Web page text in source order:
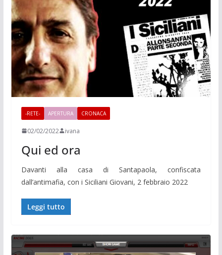
-RETE- APERTURA CRONACA
02/02/2022 ivana
Qui ed ora
Davanti alla casa di Santapaola, confiscata
dall’antimafia, con i Siciliani Giovani, 2 febbraio 2022
Leggi tutto